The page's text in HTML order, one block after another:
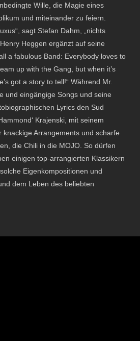
Wille, die Magie eines
und miteinander zu feiern.
sagt Stefan Dahm, „nichts
Heggen ergänzt auf seine
a fabulous Band: Everybody loves to
up with the Gang, but when it’s
got a story to tell!“ Während Mr.
und eingängige Songs und seine
Lyrics den Sud
Krajenski, mit seinem
knackige Arrangements und scharfe
die Chili in die MOJO. So dürfen
einigen top-arrangierten Klassikern
Eigenkompositionen und
dem Leben des beliebten